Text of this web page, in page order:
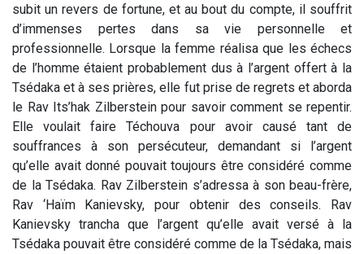
subit un revers de fortune, et au bout du compte, il souffrit
d’immenses pertes dans sa vie personnelle et
professionnelle. Lorsque la femme réalisa que les échecs
de l’homme étaient probablement dus à l’argent offert à la
Tsédaka et à ses prières, elle fut prise de regrets et aborda
le Rav Its’hak Zilberstein pour savoir comment se repentir.
Elle voulait faire Téchouva pour avoir causé tant de
souffrances à son persécuteur, demandant si l’argent
qu’elle avait donné pouvait toujours être considéré comme
de la Tsédaka. Rav Zilberstein s’adressa à son beau-frère,
Rav ‘Haïm Kanievsky, pour obtenir des conseils. Rav
Kanievsky trancha que l’argent qu’elle avait versé à la
Tsédaka pouvait être considéré comme de la Tsédaka, mais